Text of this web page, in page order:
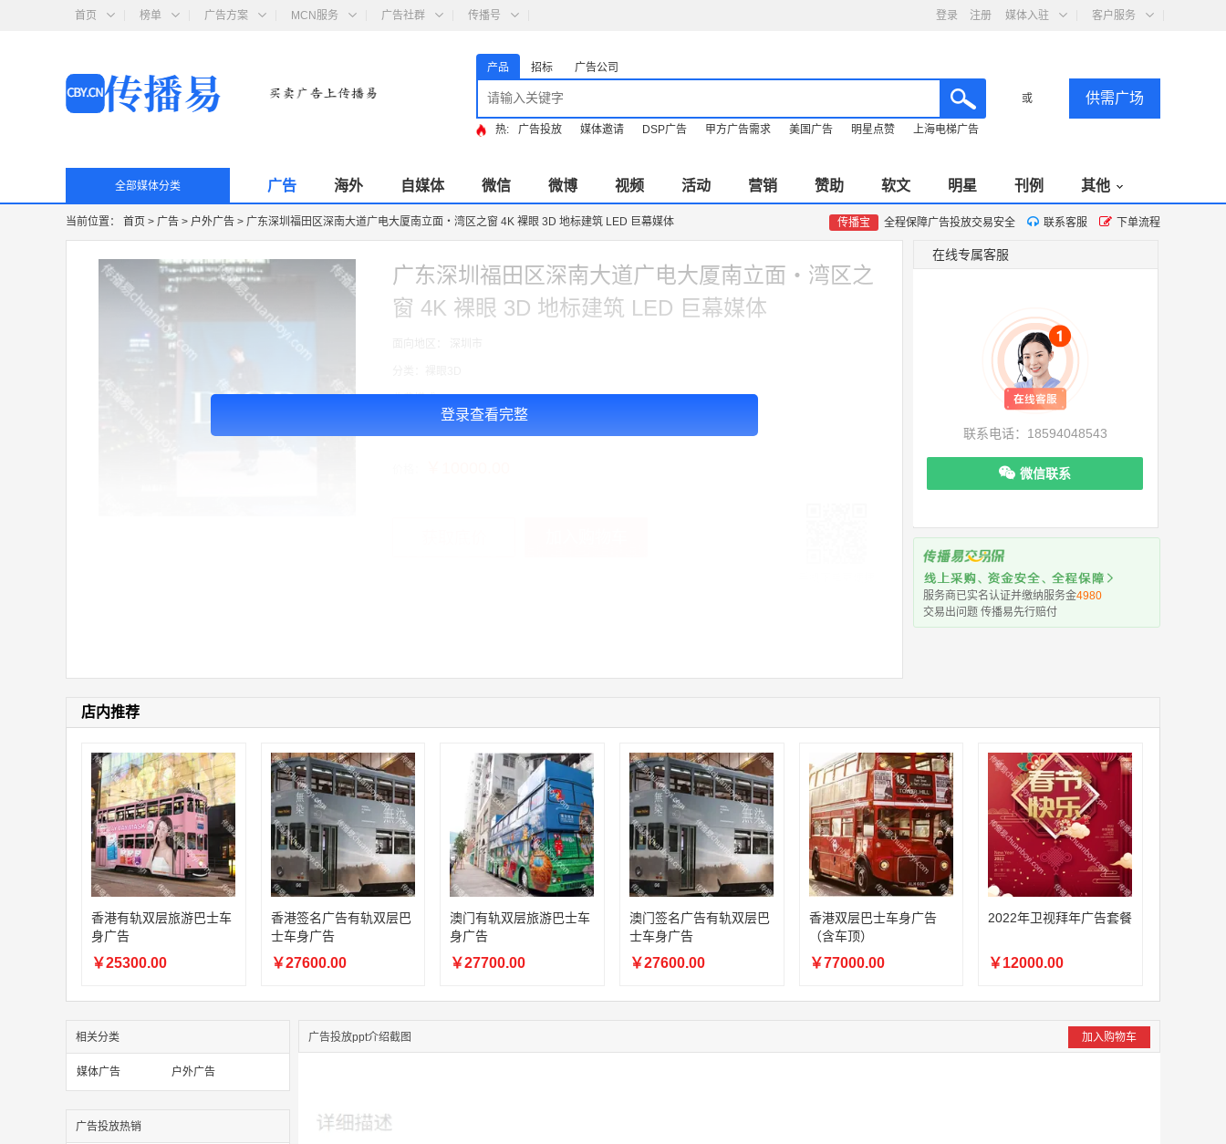
首页 榜单 广告方案 MCN服务 广告社群 传播号 登录 注册 媒体入驻 客户服务
产品 招标 广告公司
或 供需广场
热: 广告投放 媒体邀请 DSP广告 甲方广告需求 美国广告 明星点赞 上海电梯广告
全部媒体分类 广告 海外 自媒体 微信 微博 视频 活动 营销 赞助 软文 明星 刊例 其他
当前位置： 首页 > 广告 > 户外广告 > 广东深圳福田区深南大道广电大厦南立面・湾区之窗 4K 裸眼 3D 地标建筑 LED 巨幕媒体 传播宝 全程保障广告投放交易安全 联系客服 下单流程
登录查看完整
广东深圳福田区深南大道广电大厦南立面・湾区之
窗 4K 裸眼 3D 地标建筑 LED 巨幕媒体
11:44:28
130****3379 联系了该媒体所在商家
08:36:41
191****0991
联系了该媒体所在商家
05:24:34
186****8762 联系了该媒体所在商家
06:11:20
166****9198 联系了该媒体所在商家
05:17:23 182****1341 联系了该媒体所在商家
03:00:41 153****4020 联系了该媒体所在商家
08:52:47 155****6115 联系了该媒体所在商家
03:27:46 181****7631 联系了该媒体所在商家
03:18:49 173****0620
联系了该媒体所在商家
03:20:56 156****3374
联系了该媒体所在商家
01:59:39 189****2617 联系了该媒体所在商家
在线专属客服
联系电话：18594048543
微信联系
服务商已实名认证并缴纳服务金4980
交易出问题 传播易先行赔付
店内推荐
香港有轨双层旅游巴士车
身广告
￥25300.00
香港签名广告有轨双层巴
士车身广告
￥27600.00
澳门有轨双层旅游巴士车
身广告
￥27700.00
澳门签名广告有轨双层巴
士车身广告
￥27600.00
香港双层巴士车身广告
（含车顶）
￥77000.00
2022年卫视拜年广告套餐
￥12000.00
相关分类
媒体广告 户外广告
广告投放热销
广告投放ppt介绍截图 加入购物车